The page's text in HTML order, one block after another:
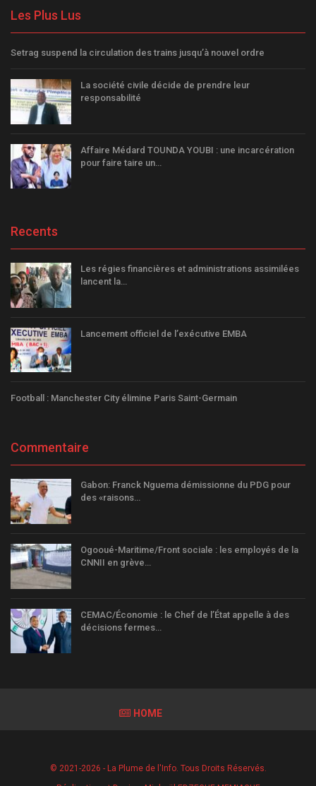
Les Plus Lus
Setrag suspend la circulation des trains jusqu’à nouvel ordre
La société civile décide de prendre leur
responsabilité
Affaire Médard TOUNDA YOUBI : une incarcération
pour faire taire un…
Recents
Les régies financières et administrations assimilées
lancent la…
Lancement officiel de l’exécutive EMBA
Football : Manchester City élimine Paris Saint-Germain
Commentaire
Gabon: Franck Nguema démissionne du PDG pour
des «raisons…
Ogooué-Maritime/Front sociale : les employés de la
CNNII en grève…
CEMAC/Économie : le Chef de l’État appelle à des
décisions fermes…
HOME
© 2021-2026 - La Plume de l'Info. Tous Droits Réservés.